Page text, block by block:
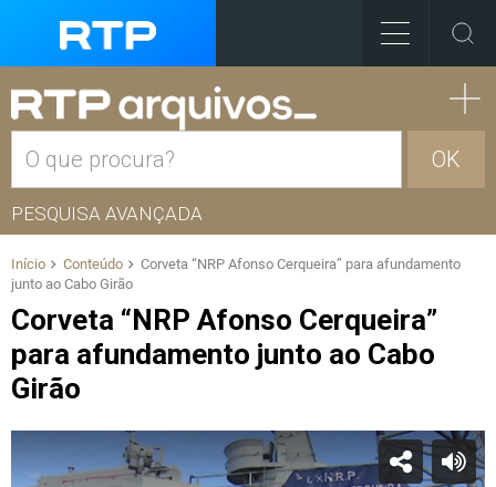
OK
PESQUISA AVANÇADA
Início Conteúdo
Corveta “NRP Afonso Cerqueira” para afundamento
junto ao Cabo Girão
Corveta “NRP Afonso Cerqueira”
para afundamento junto ao Cabo
Girão